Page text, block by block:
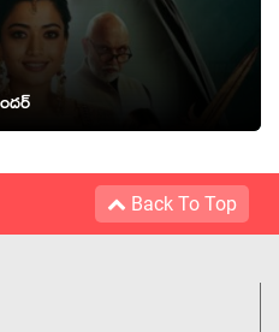
Back To Top